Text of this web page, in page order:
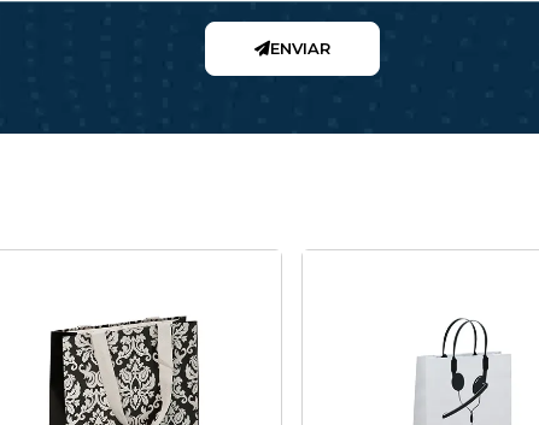
ENVIAR
Sacolas Kraft com gorgurão
colado
Sacolas de papel
customizadas para